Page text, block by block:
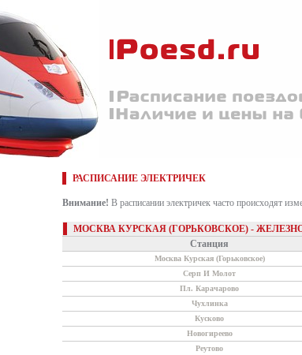
РАСПИСАНИЕ ЭЛЕКТРИЧЕК
Внимание! В расписании электричек часто происходят
МОСКВА КУРСКАЯ (ГОРЬКОВСКОЕ) -
Станция
Москва Курская (Горьковское)
Серп И Молот
Пл. Карачарово
Чухлинка
Кусково
Новогиреево
Реутово